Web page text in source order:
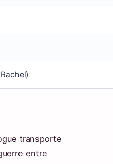
transporte
entre